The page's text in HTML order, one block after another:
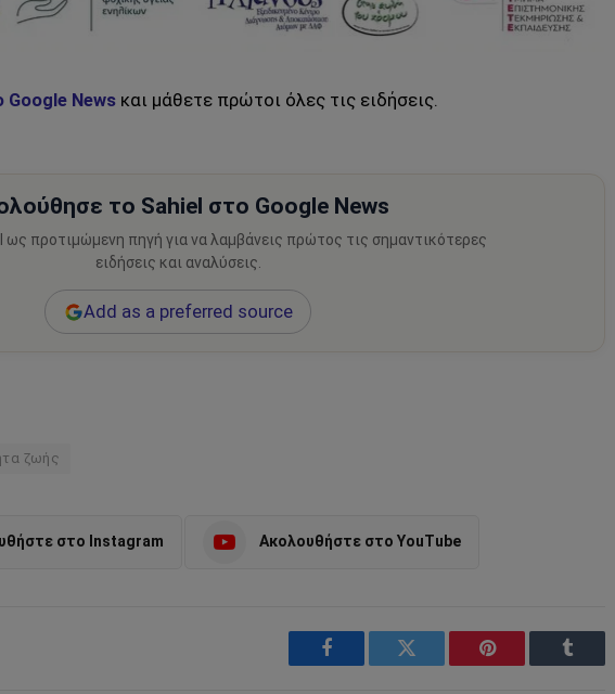
Google News και μάθετε πρώτοι όλες τις ειδήσεις.
το Sahiel στο Google News
ως προτιμώμενη πηγή για να λαμβάνεις πρώτος τις σημαντικότερες
ειδήσεις και αναλύσεις.
Add as a preferred source
ζωής
στο Instagram Ακολουθήστε στο YouTube
Facebook Twitter Pinterest Tumblr